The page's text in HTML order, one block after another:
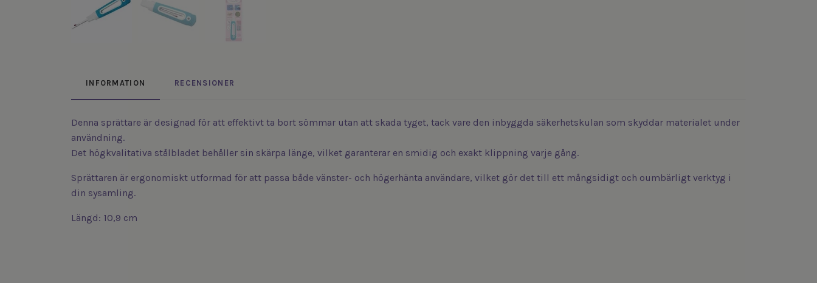
INFORMATION RECENSIONER
Denna sprättare är designad för att effektivt ta bort sömmar utan att skada tyget, tack vare den inbyggda säkerhetskulan som skyddar materialet under
användning.
Det högkvalitativa stålbladet behåller sin skärpa länge, vilket garanterar en smidig och exakt klippning varje gång.
Sprättaren är ergonomiskt utformad för att passa både vänster- och högerhänta användare, vilket gör det till ett mångsidigt och oumbärligt verktyg i
din sysamling.
Längd: 10,9 cm